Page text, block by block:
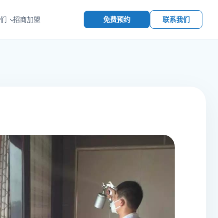
招商加盟 免费预约 联系我们